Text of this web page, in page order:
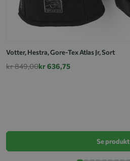
Votter, Hestra, Gore-Tex Atlas Jr, Sort
kr 849,00kr 636,75
Se produkt